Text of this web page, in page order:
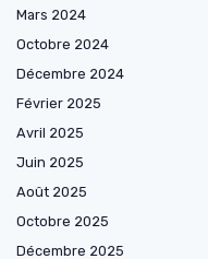
Mars 2024
Octobre 2024
Décembre 2024
Février 2025
Avril 2025
Juin 2025
Août 2025
Octobre 2025
Décembre 2025